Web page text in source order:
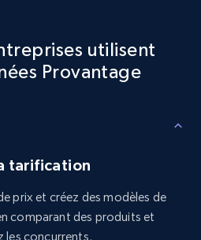
utilisent
Provantage
tarification
prix et créez des modèles de
comparant des produits et
les concurrents.